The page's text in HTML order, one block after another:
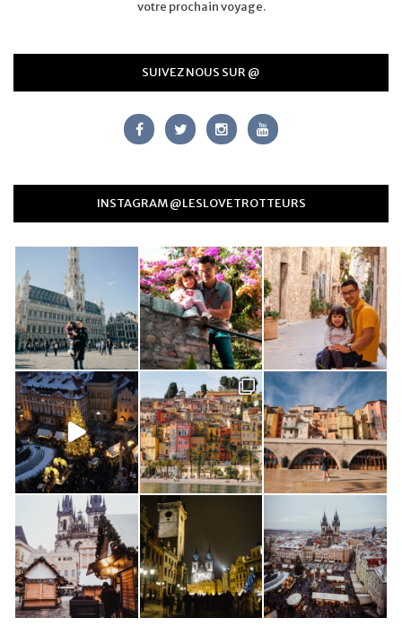
votre prochain voyage.
SUIVEZ NOUS SUR @
INSTAGRAM @LESLOVETROTTEURS